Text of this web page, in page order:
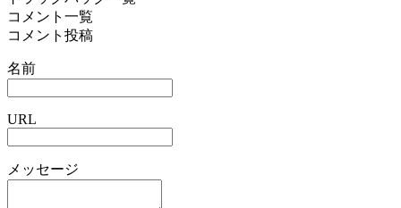
コメント一覧
コメント投稿
名前
URL
メッセージ